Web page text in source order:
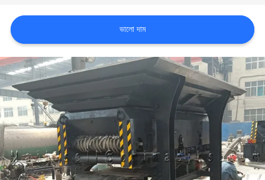
সাইট
ম্যাপ
গোপনীয়তা
নীতি
ভালো দাম